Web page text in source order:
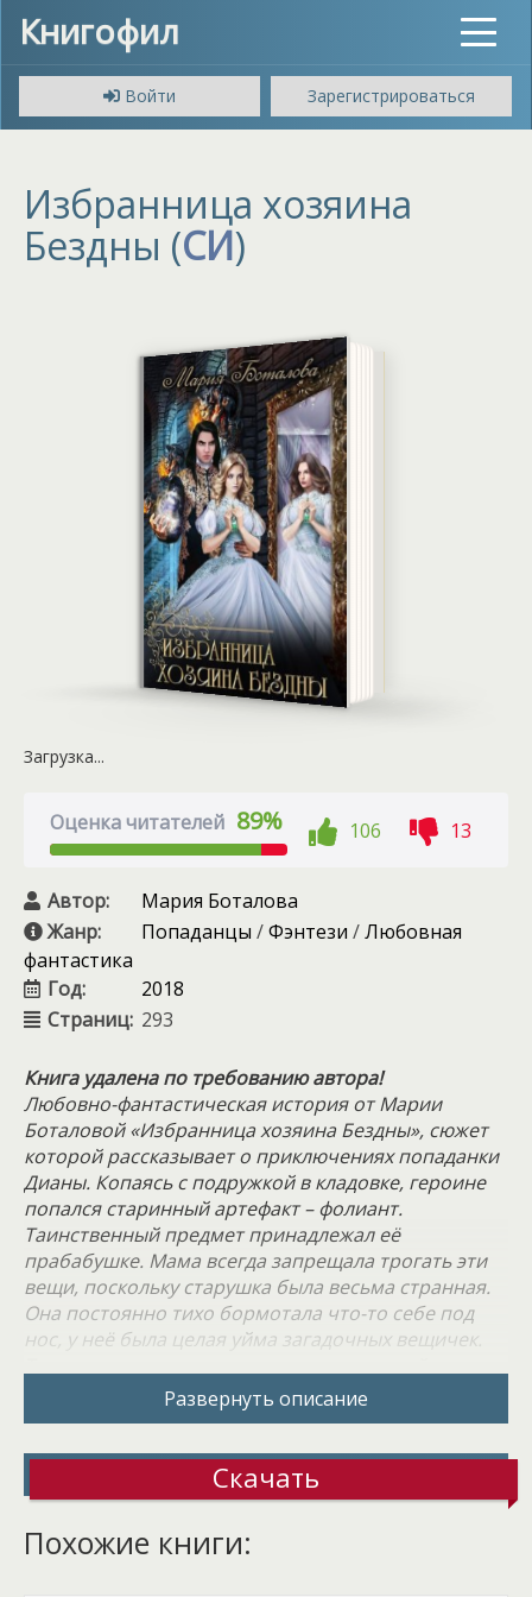
Книгофил
Toggle
Войти
Зарегистрироваться
Избранница хозяина
Бездны (СИ)
Загрузка...
Оценка читателей 89% 106 13
Автор:
Мария Боталова
Жанр:
Попаданцы /Фэнтези /Любовная
фантастика
Год:
2018
Страниц: 293
Книга удалена по требованию автора!
Любовно-фантастическая история от Марии
Боталовой «Избранница хозяина Бездны», сюжет
которой рассказывает о приключениях попаданки
Дианы. Копаясь с подружкой в кладовке, героине
попался старинный артефакт – фолиант.
Таинственный предмет принадлежал её
прабабушке. Мама всегда запрещала трогать эти
вещи, поскольку старушка была весьма странная.
Она постоянно тихо бормотала что-то себе под
нос, у неё была целая уйма загадочных вещичек.
отыскали девушки в кладовой.
магическими заклятиями. У Дианы резко
закружилась голова, а в глазах всё поплыло. Буквы
свои места. Это не остановило авантюристок,
Развернуть описание
Скачать
Похожие книги: